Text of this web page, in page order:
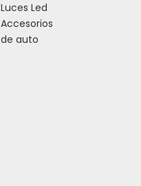
Luces Led
Accesorios
de auto